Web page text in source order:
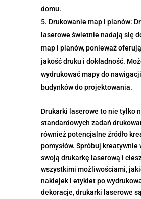
domu.
Drukowanie map i planów:
laserowe świetnie nadają się
map i planów, ponieważ
jakość druku i dokładność.
wydrukować mapy do
budynków do projektowania.
Drukarki laserowe to nie tylko
standardowych zadań
również potencjalne źródło
pomysłów. Spróbuj kreatywnie
swoją drukarkę laserową i
wszystkimi możliwościami,
naklejek i etykiet po
dekoracje, drukarki laserowe są